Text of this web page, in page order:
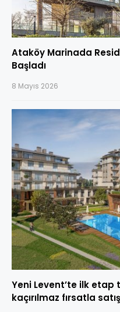
Ataköy Marinada
Başladı
8 Mayıs 2026
Yeni Levent’te ilk
kaçırılmaz fırsatla